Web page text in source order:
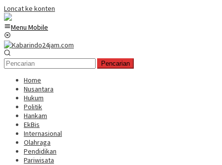
Loncat ke konten
Menu Mobile
Pencarian
Home
Nusantara
Hukum
Politik
Hankam
EkBis
Internasional
Olahraga
Pendidikan
Pariwisata